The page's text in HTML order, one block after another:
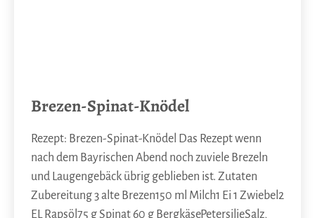
Brezen-Spinat-Knödel
Rezept: Brezen-Spinat-Knödel Das Rezept wenn
nach dem Bayrischen Abend noch zuviele Brezeln
und Laugengebäck übrig geblieben ist. Zutaten
Zubereitung 3 alte Brezen150 ml Milch1 Ei 1 Zwiebel2
EL Rapsöl75 g Spinat 60 g BergkäsePetersilieSalz,